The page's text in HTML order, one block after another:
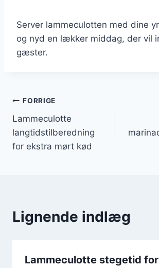
Server lammeculotten med dine
og nyd en lækker middag, der vil
gæster.
Indlægsnavigation
FORRIGE
Lammeculotte
langtidstilberedning
for ekstra mørt kød
Lignende indlæg
Lammeculotte stegetid